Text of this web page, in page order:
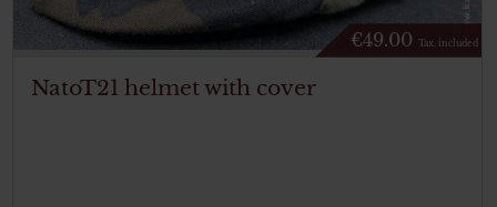
€49.00 Tax. included
NatoT21 helmet with cover